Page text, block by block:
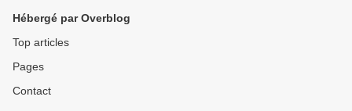
Hébergé par Overblog
Top articles
Pages
Contact